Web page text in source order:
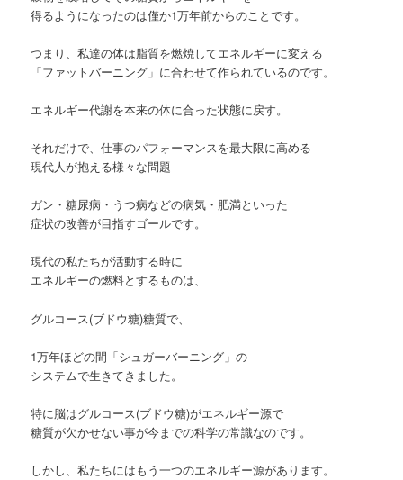
得るようになったのは僅か1万年前からのことです。
つまり、私達の体は脂質を燃焼してエネルギーに変える
「ファットバーニング」に合わせて作られているのです。
エネルギー代謝を本来の体に合った状態に戻す。
それだけで、仕事のパフォーマンスを最大限に高める
現代人が抱える様々な問題
ガン・糖尿病・うつ病などの病気・肥満といった
症状の改善が目指すゴールです。
現代の私たちが活動する時に
エネルギーの燃料とするものは、
グルコース(ブドウ糖)糖質で、
1万年ほどの間「シュガーバーニング」の
システムで生きてきました。
特に脳はグルコース(ブドウ糖)がエネルギー源で
糖質が欠かせない事が今までの科学の常識なのです。
しかし、私たちにはもう一つのエネルギー源があります。